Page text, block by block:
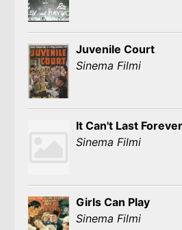
Juvenile Court
Sinema Filmi
It Can't Last Forever
Sinema Filmi
Girls Can Play
Sinema Filmi